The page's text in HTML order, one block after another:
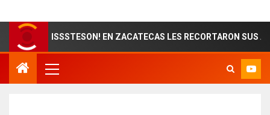
ISSSTESON! EN ZACATECAS LES RECORTARON SUS AGUINALDOS